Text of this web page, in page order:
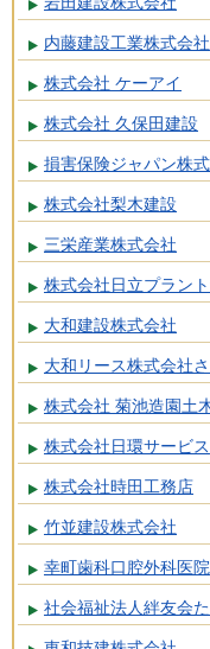
内藤建設工業株式会社
株式会社 ケーアイ
株式会社 久保田建設
損害保険ジャパン株
株式会社梨木建設
三栄産業株式会社
株式会社日立プラン
大和建設株式会社
大和リース株式会社
株式会社 菊池造園土
株式会社日環サービス
株式会社時田工務店
竹並建設株式会社
幸町歯科口腔外科医院
社会福祉法人絆友会